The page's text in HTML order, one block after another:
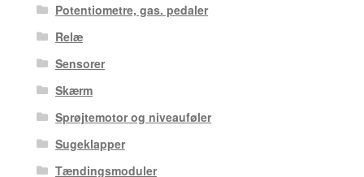
Potentiometre, gas. pedaler
Relæ
Sensorer
Skærm
Sprøjtemotor og niveauføler
Sugeklapper
Tændingsmoduler